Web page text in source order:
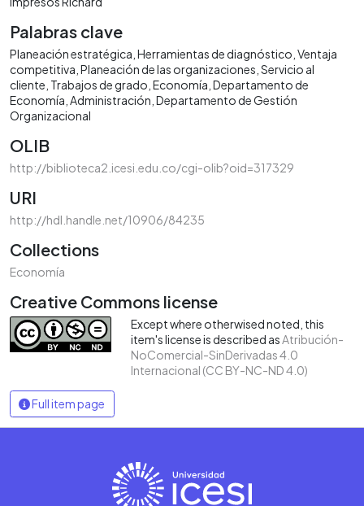
Palabras clave
Planeación estratégica Herramientas de diagnóstico Ventaja
competitiva Planeación de las organizaciones Servicio al
cliente Trabajos de grado Economía Departamento de
Economía Administración Departamento de Gestión
Organizacional
OLIB
http://biblioteca2.icesi.edu.co/cgi-olib?oid=317329
URI
http://hdl.handle.net/10906/84235
Collections
Economía
Creative Commons license
Except where otherwised noted, this
item's license is described asAtribución-
NoComercial-SinDerivadas 4.0
Internacional (CC BY-NC-ND 4.0)
Full item page